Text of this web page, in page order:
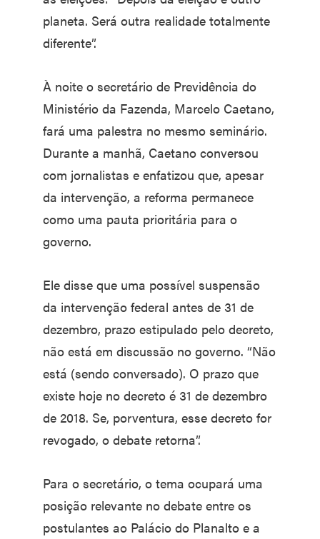
planeta. Será outra realidade totalmente
diferente”.
À noite o secretário de Previdência do
Ministério da Fazenda, Marcelo Caetano,
fará uma palestra no mesmo seminário.
Durante a manhã, Caetano conversou
com jornalistas e enfatizou que, apesar
da intervenção, a reforma permanece
como uma pauta prioritária para o
governo.
Ele disse que uma possível suspensão
da intervenção federal antes de 31 de
dezembro, prazo estipulado pelo decreto,
não está em discussão no governo. “Não
está (sendo conversado). O prazo que
existe hoje no decreto é 31 de dezembro
de 2018. Se, porventura, esse decreto for
revogado, o debate retorna”.
Para o secretário, o tema ocupará uma
posição relevante no debate entre os
postulantes ao Palácio do Planalto e a